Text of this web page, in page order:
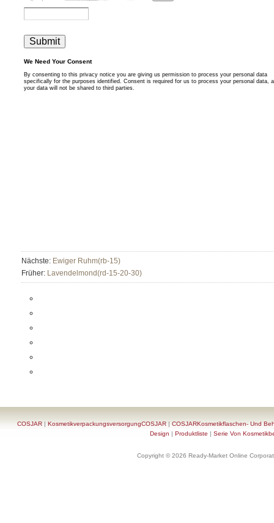
Nächste: Ewiger Ruhm(rb-15)
Früher: Lavendelmond(rd-15-20-30)
COSJAR |KosmetikverpackungsversorgungCOSJAR |COSJARKosmetikflaschen- Und
Design | Produktliste | Serie Von
Copyright © 2026 Ready-Market Online